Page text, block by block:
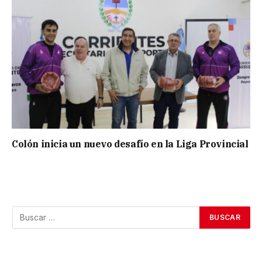
Colón inicia un nuevo desafío en la Liga Provincial